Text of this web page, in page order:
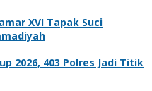
XVI Tapak Suci
2026, 403 Polres Jadi Titik